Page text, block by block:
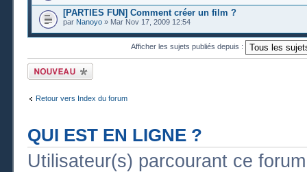
[PARTIES FUN] Comment créer un film ?
par Nanoyo » Mar Nov 17, 2009 12:54
Afficher les sujets publiés depuis :
Publier un nouveau
sujet
Retour vers Index du forum
QUI EST EN LIGNE ?
Utilisateur(s) parcourant ce